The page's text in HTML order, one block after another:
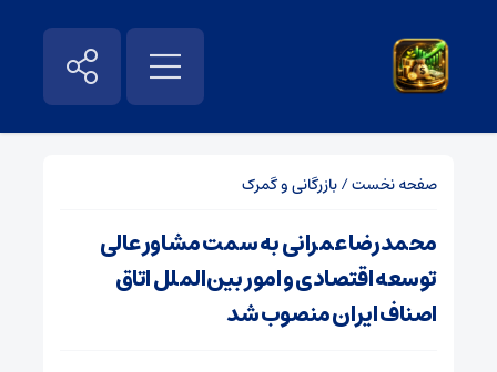
صفحه نخست/بازرگانی و گمرک
محمدرضا عمرانی به سمت مشاور عالی
توسعه اقتصادی و امور بین‌الملل اتاق
اصناف ایران منصوب شد